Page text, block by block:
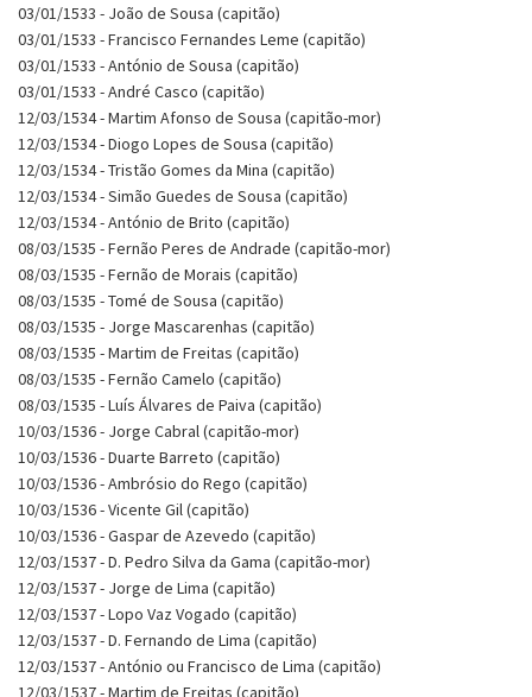
03/01/1533 - João de Sousa (capitão)
03/01/1533 - Francisco Fernandes Leme (capitão)
03/01/1533 - António de Sousa (capitão)
03/01/1533 - André Casco (capitão)
12/03/1534 - Martim Afonso de Sousa (capitão-mor)
12/03/1534 - Diogo Lopes de Sousa (capitão)
12/03/1534 - Tristão Gomes da Mina (capitão)
12/03/1534 - Simão Guedes de Sousa (capitão)
12/03/1534 - António de Brito (capitão)
08/03/1535 - Fernão Peres de Andrade (capitão-mor)
08/03/1535 - Fernão de Morais (capitão)
08/03/1535 - Tomé de Sousa (capitão)
08/03/1535 - Jorge Mascarenhas (capitão)
08/03/1535 - Martim de Freitas (capitão)
08/03/1535 - Fernão Camelo (capitão)
08/03/1535 - Luís Álvares de Paiva (capitão)
10/03/1536 - Jorge Cabral (capitão-mor)
10/03/1536 - Duarte Barreto (capitão)
10/03/1536 - Ambrósio do Rego (capitão)
10/03/1536 - Vicente Gil (capitão)
10/03/1536 - Gaspar de Azevedo (capitão)
12/03/1537 - D. Pedro Silva da Gama (capitão-mor)
12/03/1537 - Jorge de Lima (capitão)
12/03/1537 - Lopo Vaz Vogado (capitão)
12/03/1537 - D. Fernando de Lima (capitão)
12/03/1537 - António ou Francisco de Lima (capitão)
12/03/1537 - Martim de Freitas (capitão)